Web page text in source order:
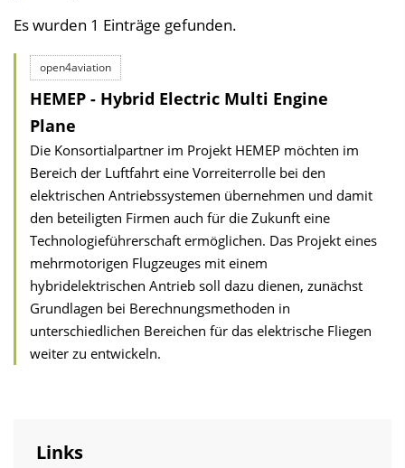
Es wurden 1 Einträge gefunden.
open4aviation
HEMEP - Hybrid Electric Multi Engine
Plane
Die Konsortialpartner im Projekt HEMEP möchten im
Bereich der Luftfahrt eine Vorreiterrolle bei den
elektrischen Antriebssystemen übernehmen und damit
den beteiligten Firmen auch für die Zukunft eine
Technologieführerschaft ermöglichen. Das Projekt eines
mehrmotorigen Flugzeuges mit einem
hybridelektrischen Antrieb soll dazu dienen, zunächst
Grundlagen bei Berechnungsmethoden in
unterschiedlichen Bereichen für das elektrische Fliegen
weiter zu entwickeln.
Links